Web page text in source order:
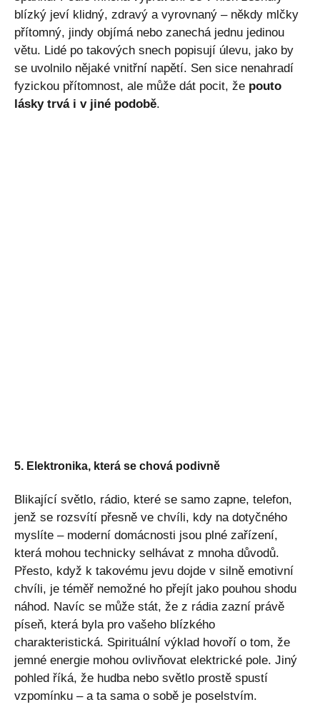
blízký jeví klidný, zdravý a vyrovnaný – někdy mlčky
přítomný, jindy objímá nebo zanechá jednu jedinou
větu. Lidé po takových snech popisují úlevu, jako by
se uvolnilo nějaké vnitřní napětí. Sen sice nenahradí
fyzickou přítomnost, ale může dát pocit, že pouto
lásky trvá i v jiné podobě.
5. Elektronika, která se chová podivně
Blikající světlo, rádio, které se samo zapne, telefon,
jenž se rozsvítí přesně ve chvíli, kdy na dotyčného
myslíte – moderní domácnosti jsou plné zařízení,
která mohou technicky selhávat z mnoha důvodů.
Přesto, když k takovému jevu dojde v silně emotivní
chvíli, je téměř nemožné ho přejít jako pouhou shodu
náhod. Navíc se může stát, že z rádia zazní právě
píseň, která byla pro vašeho blízkého
charakteristická. Spirituální výklad hovoří o tom, že
jemné energie mohou ovlivňovat elektrické pole. Jiný
pohled říká, že hudba nebo světlo prostě spustí
vzpomínku – a ta sama o sobě je poselstvím.